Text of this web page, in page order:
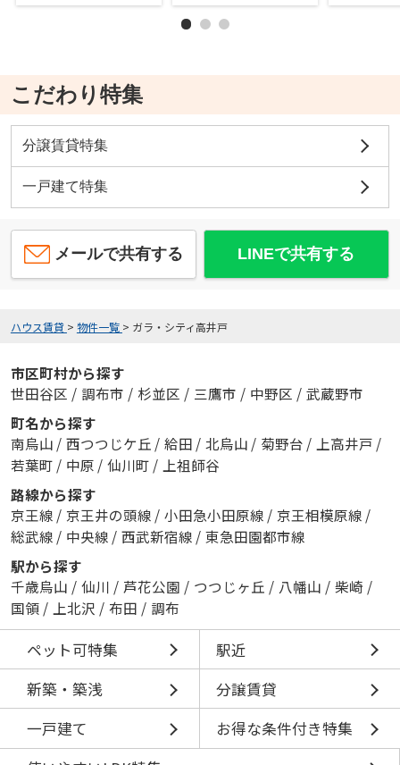
こだわり特集
分譲賃貸特集
一戸建て特集
メールで共有する LINEで共有する
ハウス賃貸 > 物件一覧 > ガラ・シティ高井戸
市区町村から探す
世田谷区 / 調布市 / 杉並区 / 三鷹市 / 中野区 / 武蔵野市
町名から探す
南烏山 / 西つつじケ丘 / 給田 / 北烏山 / 菊野台 / 上高井戸 /
若葉町 / 中原 / 仙川町 / 上祖師谷
路線から探す
京王線 / 京王井の頭線 / 小田急小田原線 / 京王相模原線 /
総武線 / 中央線 / 西武新宿線 / 東急田園都市線
駅から探す
千歳烏山 / 仙川 / 芦花公園 / つつじヶ丘 / 八幡山 / 柴崎 /
国領 / 上北沢 / 布田 / 調布
ペット可特集
駅近
新築・築浅
分譲賃貸
一戸建て
お得な条件付き特集